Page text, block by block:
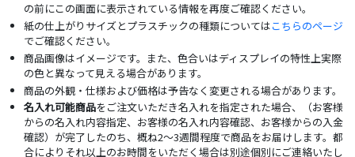
の前にこの画面に表示されている情報を再度ご確認ください。
紙の仕上がりサイズとプラスチックの種類についてはこちらのページ
でご確認ください。
商品画像はイメージです。また、色合いはディスプレイの特性上実際
の色と異なって見える場合があります。
商品の外観・仕様および価格は予告なく変更される場合があります。
名入れ可能商品をご注文いただき名入れを指定された場合、（お客様
からの名入れ内容指定、お客様の名入れ内容確認、お客様からの入金
確認）が完了したのち、概ね2～3週間程度で商品をお届けします。都
合によりそれ以上のお時間をいただく場合は別途個別にご連絡いたし